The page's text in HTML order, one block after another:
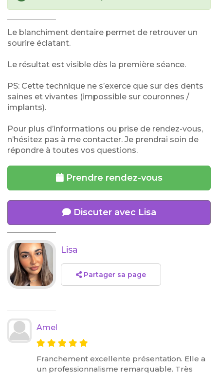
Le blanchiment dentaire permet de retrouver un
sourire éclatant.
Le résultat est visible dès la première séance.
PS: Cette technique ne s’exerce que sur des dents
saines et vivantes (impossible sur couronnes /
implants).
Pour plus d’informations ou prise de rendez-vous,
n’hésitez pas à me contacter. Je prendrai soin de
répondre à toutes vos questions.
Prendre rendez-vous
Discuter avec Lisa
Lisa
Partager sa page
Amel
Franchement excellente présentation. Elle a
un professionnalisme remarquable. Très